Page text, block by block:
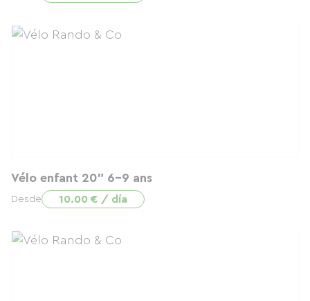
Vélo enfant 20" 6-9 ans
Desde 10.00 € / día